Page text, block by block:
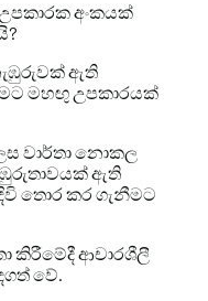
අංකයක්
ඇති
මහඟු උපකාරයක්
වාර්තා නොකල
ඇති
තොර කර ගැනීමට
කිරීමේදී ආචාරශීලී
වේ.